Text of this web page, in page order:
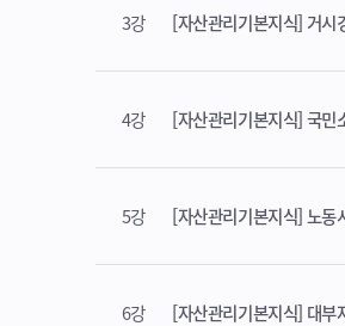
3강 [자산관리기본지식] 거시
4강 [자산관리기본지식] 국민
5강 [자산관리기본지식] 노동
6강 [자산관리기본지식] 대부